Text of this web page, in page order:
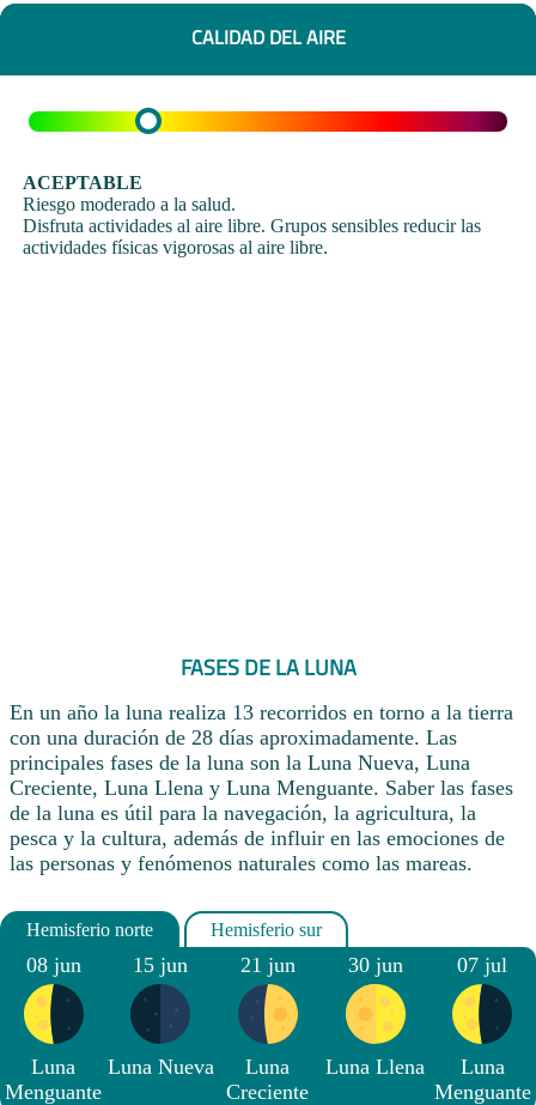
CALIDAD DEL AIRE
ACEPTABLE
Riesgo moderado a la salud.
Disfruta actividades al aire libre. Grupos sensibles reducir las
actividades físicas vigorosas al aire libre.
FASES DE LA LUNA
En un año la luna realiza 13 recorridos en torno a la tierra
con una duración de 28 días aproximadamente. Las
principales fases de la luna son la Luna Nueva, Luna
Creciente, Luna Llena y Luna Menguante. Saber las fases
de la luna es útil para la navegación, la agricultura, la
pesca y la cultura, además de influir en las emociones de
las personas y fenómenos naturales como las mareas.
08 jun
Luna
Menguante
15 jun
Luna Nueva
21 jun
Luna
Creciente
30 jun
Luna Llena
07 jul
Luna
Menguante